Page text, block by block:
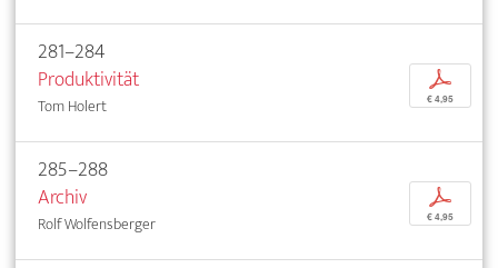
281–284
Produktivität
Tom Holert
p
€ 4,95
285–288
Archiv
Rolf Wolfensberger
p
€ 4,95